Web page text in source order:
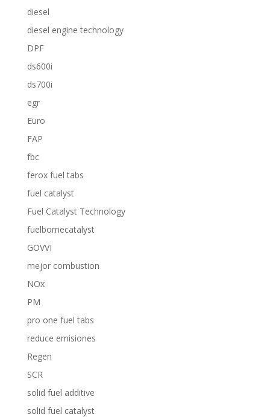
diesel
diesel engine technology
DPF
ds600i
ds700i
egr
Euro
FAP
fbc
ferox fuel tabs
fuel catalyst
Fuel Catalyst Technology
fuelbornecatalyst
GOVVI
mejor combustion
NOx
PM
pro one fuel tabs
reduce emisiones
Regen
SCR
solid fuel additive
solid fuel catalyst